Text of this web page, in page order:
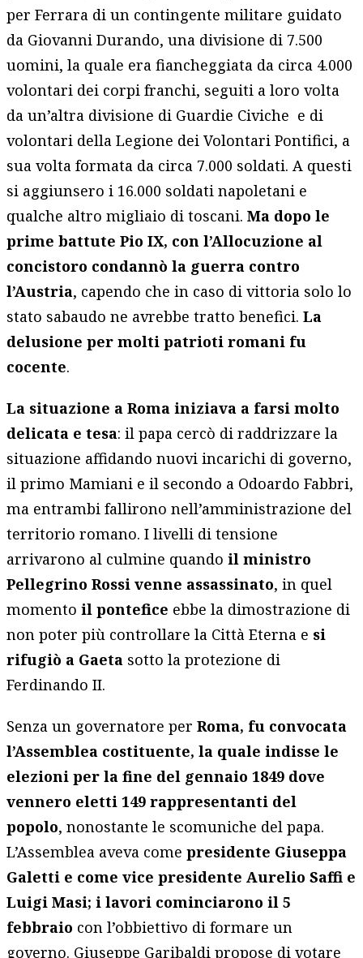
per Ferrara di un contingente militare guidato
da Giovanni Durando, una divisione di 7.500
uomini, la quale era fiancheggiata da circa 4.000
volontari dei corpi franchi, seguiti a loro volta
da un’altra divisione di Guardie Civiche e di
volontari della Legione dei Volontari Pontifici, a
sua volta formata da circa 7.000 soldati. A questi
si aggiunsero i 16.000 soldati napoletani e
qualche altro migliaio di toscani.Ma dopo le
prime battute Pio IX, con l’Allocuzione al
concistoro condannò la guerra contro
l’Austria, capendo che in caso di vittoria solo lo
stato sabaudo ne avrebbe tratto benefici.La
delusione per molti patrioti romani fu
cocente.
La situazione a Roma iniziava a farsi molto
delicata e tesa: il papa cercò di raddrizzare la
situazione affidando nuovi incarichi di governo,
il primo Mamiani e il secondo a Odoardo Fabbri,
ma entrambi fallirono nell’amministrazione del
territorio romano. I livelli di tensione
arrivarono al culmine quandoil ministro
Pellegrino Rossi venne assassinato, in quel
momentoil pontefice ebbe la dimostrazione di
non poter più controllare la Città Eterna e si
rifugiò a Gaeta sotto la protezione di
Ferdinando II.
Senza un governatore perRoma, fu convocata
l’Assemblea costituente, la quale indisse le
elezioni per la fine del gennaio 1849 dove
vennero eletti 149 rappresentanti del
popolo, nonostante le scomuniche del papa.
L’Assemblea aveva comepresidente Giuseppa
Galetti e come vice presidente Aurelio Saffi e
Luigi Masi; i lavori cominciarono il 5
febbraio con l’obbiettivo di formare un
governo. Giuseppe Garibaldi propose di votare